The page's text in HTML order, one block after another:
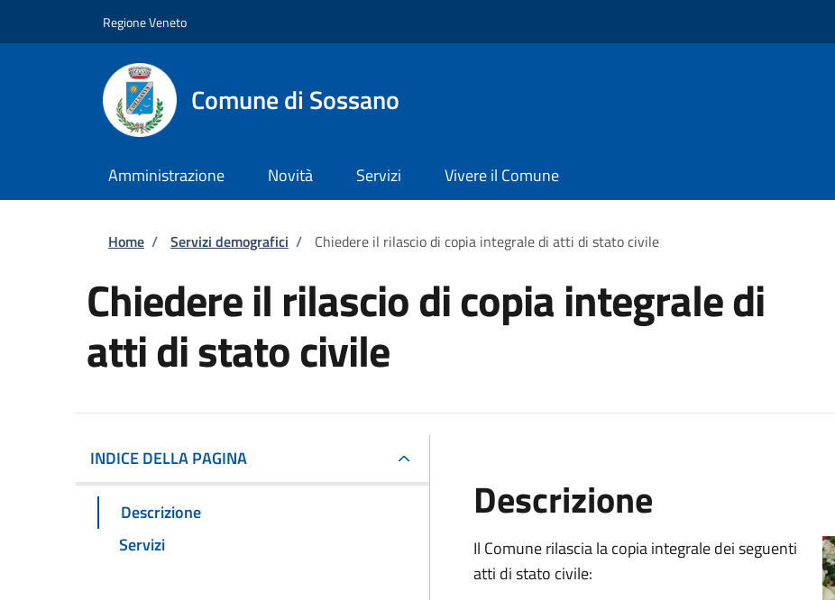
Regione Veneto
Comune di Sossano
Amministrazione Novità Servizi Vivere il Comune
Briciole di pane
Home / Servizi demografici / Chiedere il rilascio di copia integrale di atti di stato civile
Chiedere il rilascio di copia integrale di
atti di stato civile
INDICE DELLA PAGINA
Descrizione
Servizi
Descrizione
Il Comune rilascia la copia integrale dei seguenti
atti di stato civile: